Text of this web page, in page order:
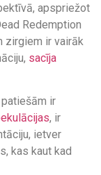
apspriežot
Redemption
zirgiem ir vairāk
sacīja
ir
, ir
ietver
kas kaut kad